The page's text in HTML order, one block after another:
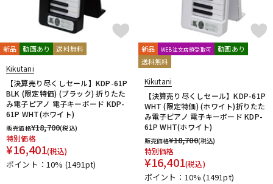
新品 動画あり 送料無料
Kikutani
【決算売り尽くしセール】KDP-61P
BLK (限定特価) (ブラック) 折りたた
み電子ピアノ 電子キーボード KDP-
61P WHT(ホワイト)
販売価格¥18,700(税込)
特別価格
¥16,401(税込)
ポイント：10% (1491pt)
新品 WEB注文店頭受取可
動画あり
送料無料
Kikutani
【決算売り尽くしセール】KDP-61P
WHT (限定特価) (ホワイト)折りたた
み電子ピアノ 電子キーボード KDP-
61P WHT(ホワイト)
販売価格¥18,700(税込)
特別価格
¥16,401(税込)
ポイント：10%(1491pt)